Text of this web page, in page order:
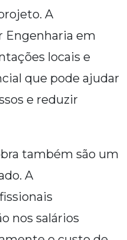
A
Engenharia em
locais e
que pode ajudar
e reduzir
também são um
A
nos salários